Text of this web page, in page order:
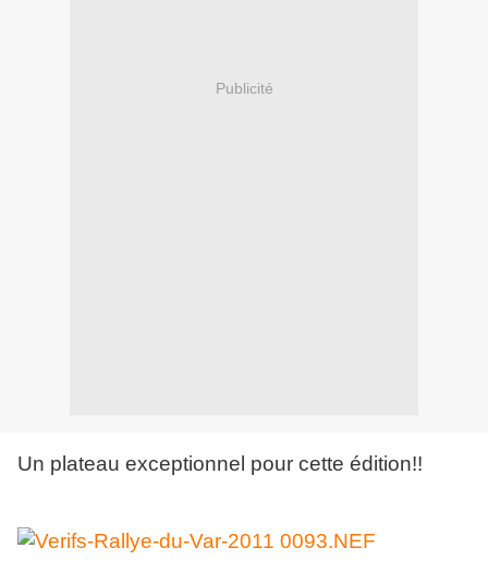
Publicité
Un plateau exceptionnel pour cette édition!!